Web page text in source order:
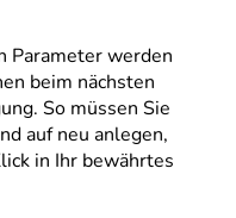
Parameter werden
beim nächsten
So müssen Sie
auf neu anlegen,
in Ihr bewährtes